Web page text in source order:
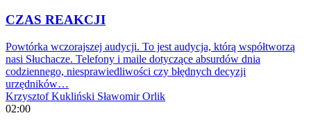
CZAS REAKCJI
Powtórka wczorajszej audycji. To jest audycja, którą współtworzą
nasi Słuchacze. Telefony i maile dotyczące absurdów dnia
codziennego, niesprawiedliwości czy błędnych decyzji
urzędników…
Krzysztof Kukliński Sławomir Orlik
02:00